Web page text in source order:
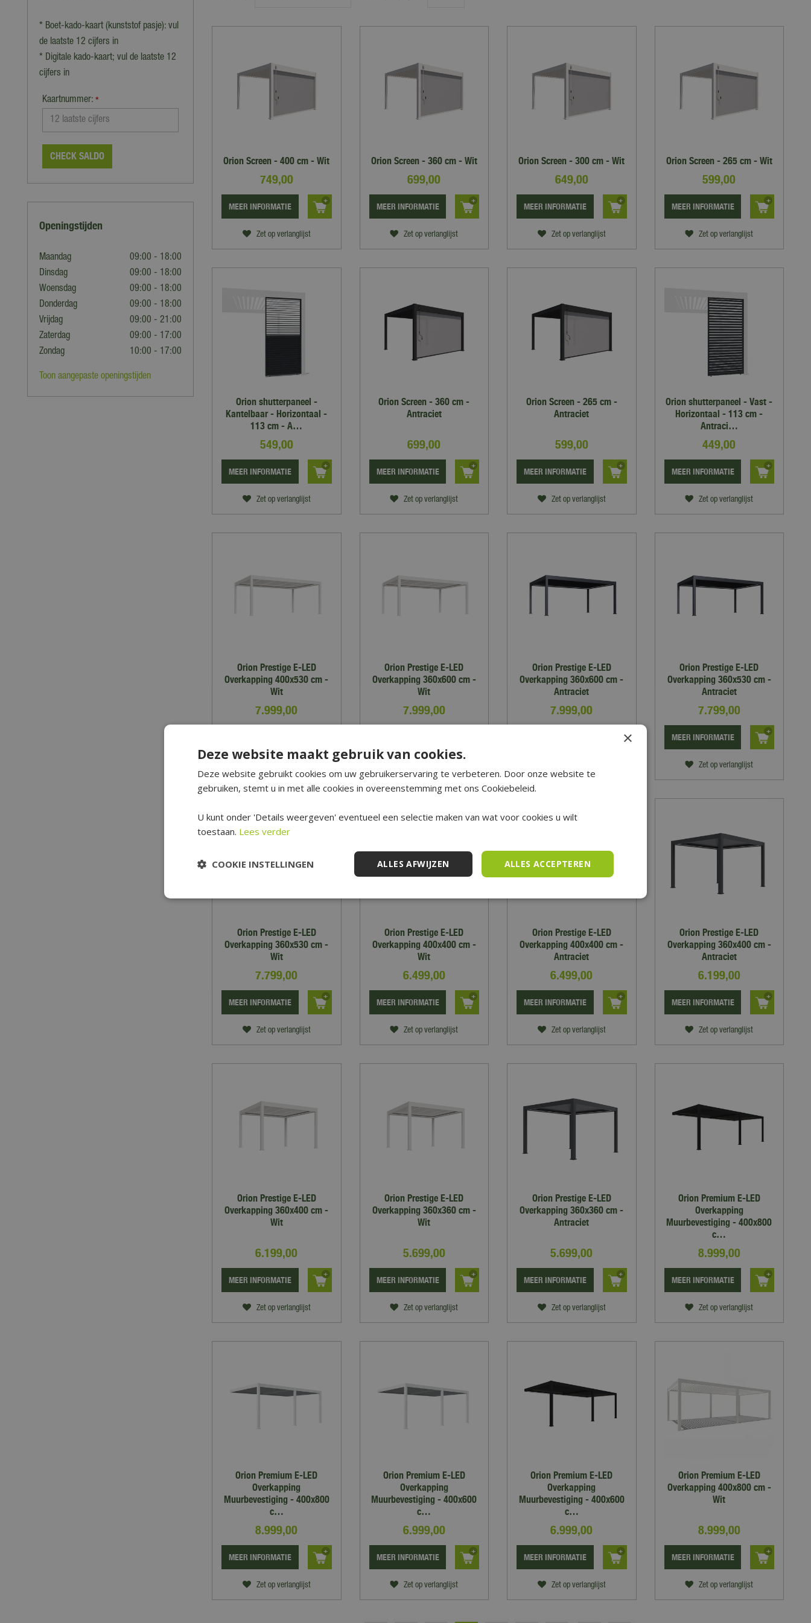
Orion Screen - 400 cm - Wit
749,00
Zet op verlanglijst
MEER INFORMATIE
Orion Screen - 360 cm - Wit
699,00
Zet op verlanglijst
MEER INFORMATIE
Orion Screen - 300 cm - Wit
649,00
Zet op verlanglijst
MEER INFORMATIE
Orion Screen - 265 cm - Wit
599,00
Zet op verlanglijst
MEER INFORMATIE
Orion shutterpaneel -
Kantelbaar - Horizontaal -
113 cm - A…
549,00
Zet op verlanglijst
MEER INFORMATIE
Orion Screen - 360 cm -
Antraciet
699,00
Zet op verlanglijst
MEER INFORMATIE
Orion Screen - 265 cm -
Antraciet
599,00
Zet op verlanglijst
MEER INFORMATIE
Orion shutterpaneel - Vast -
Horizontaal - 113 cm -
Antraci…
449,00
Zet op verlanglijst
MEER INFORMATIE
Orion Prestige E-LED
Overkapping 400x530 cm -
Wit
7.999,00
Orion Prestige E-LED
Overkapping 360x600 cm -
Wit
7.999,00
Orion Prestige E-LED
Overkapping 360x600 cm -
Antraciet
7.999,00
Orion Prestige E-LED
Overkapping 360x530 cm -
Antraciet
7.799,00
Zet op verlanglijst
MEER INFORMATIE
Orion Prestige E-LED
Overkapping 360x530 cm -
Wit
7.799,00
Zet op verlanglijst
MEER INFORMATIE
Orion Prestige E-LED
Overkapping 400x400 cm -
Wit
6.499,00
Zet op verlanglijst
MEER INFORMATIE
Orion Prestige E-LED
Overkapping 400x400 cm -
Antraciet
6.499,00
Zet op verlanglijst
MEER INFORMATIE
Orion Prestige E-LED
Overkapping 360x400 cm -
Antraciet
6.199,00
Zet op verlanglijst
MEER INFORMATIE
Orion Prestige E-LED
Overkapping 360x400 cm -
Wit
6.199,00
Zet op verlanglijst
MEER INFORMATIE
Orion Prestige E-LED
Overkapping 360x360 cm -
Wit
5.699,00
Zet op verlanglijst
MEER INFORMATIE
Orion Prestige E-LED
Overkapping 360x360 cm -
Antraciet
5.699,00
Zet op verlanglijst
MEER INFORMATIE
Orion Premium E-LED
Overkapping
Muurbevestiging - 400x800
c…
8.999,00
Zet op verlanglijst
MEER INFORMATIE
Orion Premium E-LED
Overkapping
Muurbevestiging - 400x800
c…
8.999,00
Zet op verlanglijst
MEER INFORMATIE
Orion Premium E-LED
Overkapping
Muurbevestiging - 400x600
c…
6.999,00
Zet op verlanglijst
MEER INFORMATIE
Orion Premium E-LED
Overkapping
Muurbevestiging - 400x600
c…
6.999,00
Zet op verlanglijst
MEER INFORMATIE
Orion Premium E-LED
Overkapping 400x800 cm -
Wit
8.999,00
Zet op verlanglijst
MEER INFORMATIE
* Boet-kado-kaart (kunststof pasje): vul
de laatste 12 cijfers in
* Digitale kado-kaart; vul de laatste 12
cijfers in
Kaartnummer: *
CHECK SALDO
Openingstijden
Maandag
09:00 - 18:00
Dinsdag
09:00 - 18:00
Woensdag
09:00 - 18:00
Donderdag
09:00 - 18:00
Vrijdag
09:00 - 21:00
Zaterdag
09:00 - 17:00
Zondag
10:00 - 17:00
Toon aangepaste openingstijden
×
Deze website maakt gebruik van cookies.
Deze website gebruikt cookies om uw gebruikerservaring te verbeteren. Door onze website te
gebruiken, stemt u in met alle cookies in overeenstemming met ons Cookiebeleid.
U kunt onder 'Details weergeven' eventueel een selectie maken van wat voor cookies u wilt
toestaan. Lees verder
ALLES ACCEPTEREN
ALLES AFWIJZEN
COOKIE INSTELLINGEN